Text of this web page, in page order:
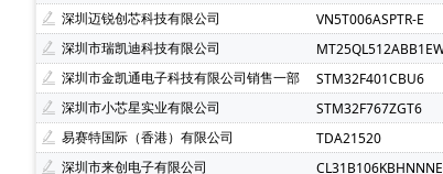
深圳迈锐创芯科技有限公司
VN5T006ASPTR-E
深圳市瑞凯迪科技有限公司
深圳市金凯通电子科技有限公司销售一部
STM32F401CBU6
深圳市小芯星实业有限公司
STM32F767ZGT6
易赛特国际（香港）有限公司
TDA21520
深圳市来创电子有限公司
CL31B106KBHNNNE